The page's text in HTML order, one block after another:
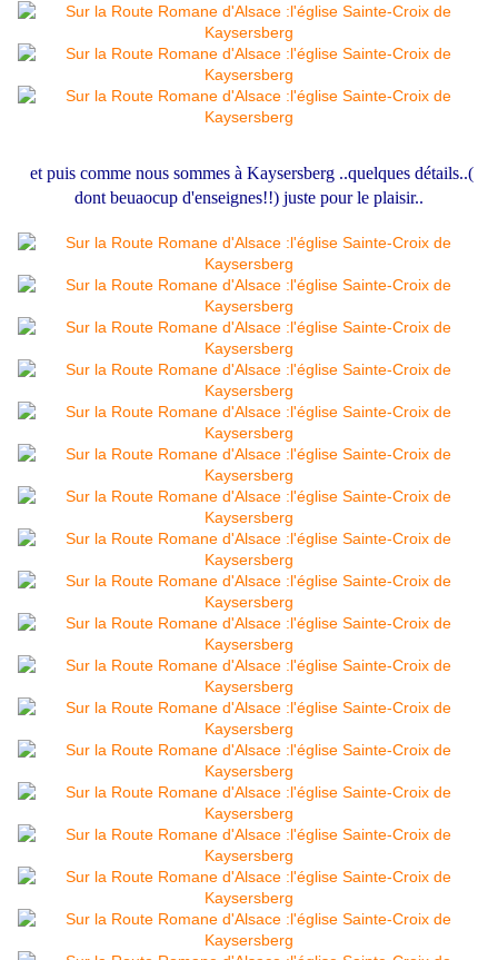
et puis comme nous sommes à Kaysersberg ..quelques détails..(
dont beuaocup d'enseignes!!) juste pour le plaisir..